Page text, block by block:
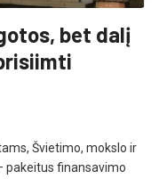
bet dalį
Švietimo, mokslo ir
pakeitus finansavimo